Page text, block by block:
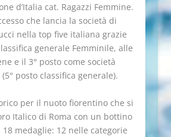
d’Italia cat. Ragazzi Femmine.
che lancia la società di
nella top five italiana grazie
generale Femminile, alle
e il 3° posto come società
posto classifica generale).
per il nuoto fiorentino che si
Italico di Roma con un bottino
medaglie: 12 nelle categorie